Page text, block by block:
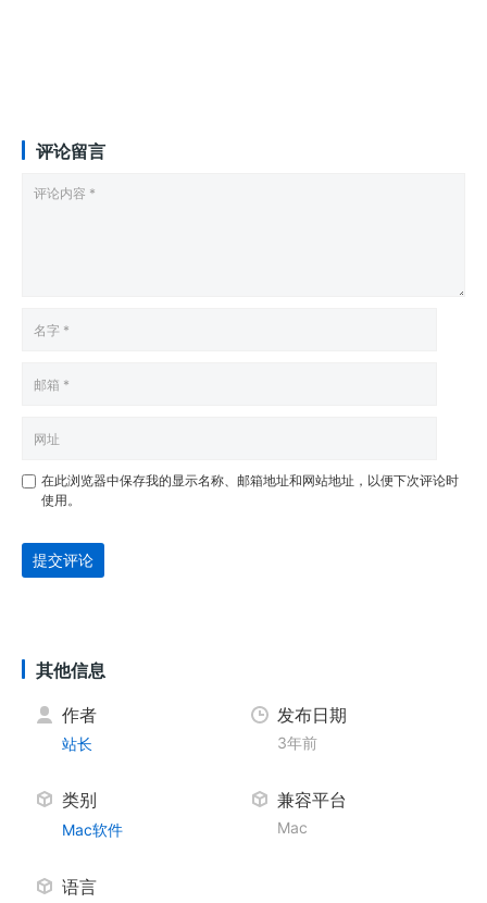
评论留言
在此浏览器中保存我的显示名称、邮箱地址和网站地址，以便下次评论时
使用。
提交评论
其他信息
作者
站长
发布日期
3年前
类别
Mac软件
兼容平台
Mac
语言